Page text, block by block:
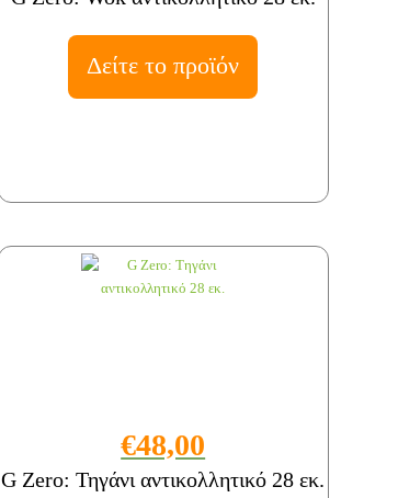
Δείτε το προϊόν
€48,00
G Zero: Τηγάνι αντικολλητικό 28 εκ.